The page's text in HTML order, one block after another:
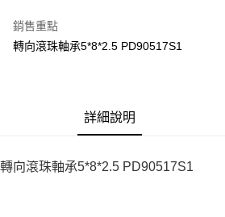
悠遊付
ATM付款
每筆NT$100，滿NT$2,000(含以上)免運費
銷售重點
轉向滾珠軸承5*8*2.5 PD90517S1
詳細說明
轉向滾珠軸承5*8*2.5 PD90517S1